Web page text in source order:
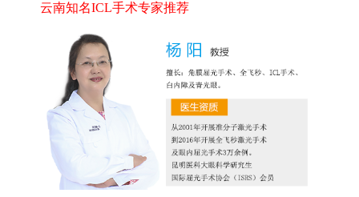
云南知名ICL手术专家推荐